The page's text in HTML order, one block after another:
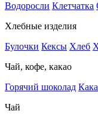
Водоросли Клетчатка
Хлебные изделия
Булочки Кексы Хлеб
Чай, кофе, какао
Горячий шоколад
Чай